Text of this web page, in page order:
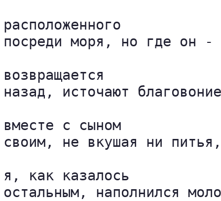
расположенного
посреди моря, но где он -
возвращается
назад, источают
вместе с сыном
своим, не вкушая ни
я, как казалось
остальным, наполнился